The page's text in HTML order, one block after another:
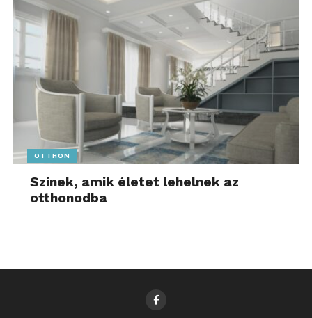
OTTHON
Színek, amik életet lehelnek az
otthonodba